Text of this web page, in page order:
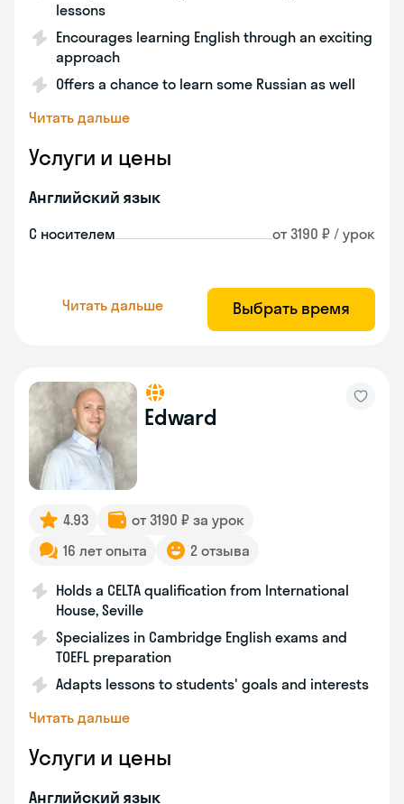
lessons
Encourages learning English through an exciting
approach
Offers a chance to learn some Russian as well
Читать дальше
Услуги и цены
Английский язык
С носителем от 3190 ₽ / урок
Читать дальше Выбрать время
Edward
4.93
от 3190 ₽ за урок
16 лет опыта
2 отзыва
Holds a CELTA qualification from International
House, Seville
Specializes in Cambridge English exams and
TOEFL preparation
Adapts lessons to students' goals and interests
Читать дальше
Услуги и цены
Английский язык